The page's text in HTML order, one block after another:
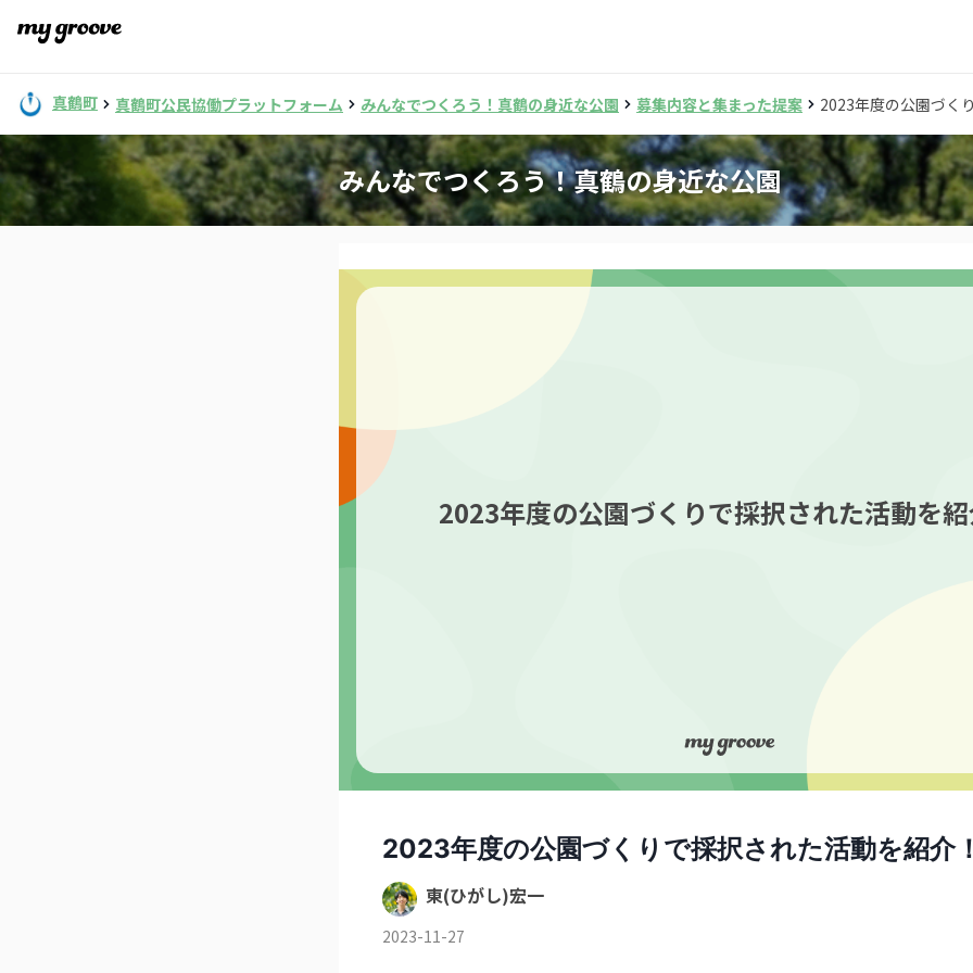
真鶴町 真鶴町公民協働プラットフォーム みんなでつくろう！真鶴の身近な公園 募集内容と集まった提案 2023年度の公園づく
みんなでつくろう！真鶴の身近な公園
2023年度の公園づくりで採択された活動を
2023年度の公園づくりで採択された活動を紹介
東(ひがし)宏一
2023-11-27